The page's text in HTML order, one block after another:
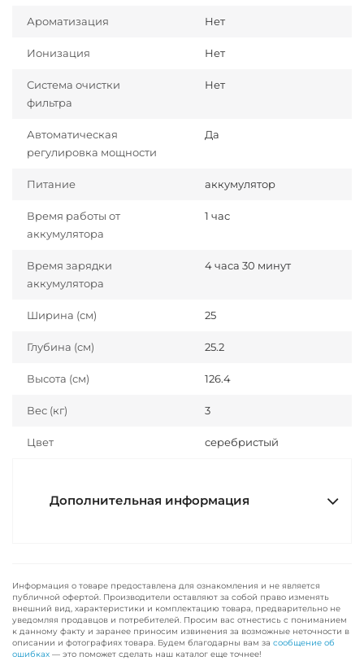
Ароматизация Нет
Ионизация Нет
Система очистки
фильтра
Нет
Автоматическая
регулировка мощности
Да
Питание аккумулятор
Время работы от
аккумулятора
1 час
Время зарядки
аккумулятора
4 часа 30 минут
Ширина (см) 25
Глубина (см) 25.2
Высота (см) 126.4
Вес (кг) 3
Цвет серебристый
Дополнительная информация
Информация о товаре предоставлена для ознакомления и не является
публичной офертой. Производители оставляют за собой право изменять
внешний вид, характеристики и комплектацию товара, предварительно не
уведомляя продавцов и потребителей. Просим вас отнестись с пониманием
к данному факту и заранее приносим извинения за возможные неточности в
описании и фотографиях товара. Будем благодарны вам за сообщение об
ошибках — это поможет сделать наш каталог еще точнее!